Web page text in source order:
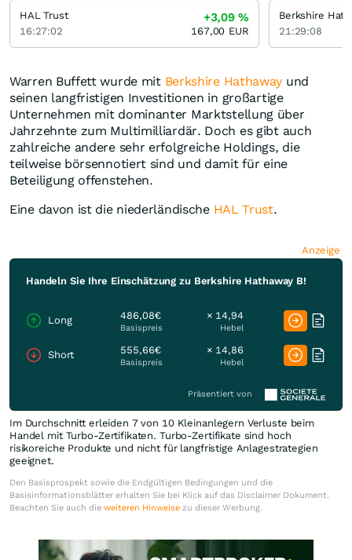
Warren Buffett wurde mit Berkshire Hathaway und
seinen langfristigen Investitionen in großartige
Unternehmen mit dominanter Marktstellung über
Jahrzehnte zum Multimilliardär. Doch es gibt auch
zahlreiche andere sehr erfolgreiche Holdings, die
teilweise börsennotiert sind und damit für eine
Beteiligung offenstehen.
Eine davon ist die niederländische HAL Trust.
Anzeige
Handeln Sie Ihre Einschätzung zu Berkshire Hathaway B!
Long 486,08€
Basispreis
× 14,94
Hebel
Short 555,66€
Basispreis
× 14,86
Hebel
Präsentiert von
Im Durchschnitt erleiden 7 von 10 Kleinanlegern Verluste beim
Handel mit Turbo-Zertifikaten. Turbo-Zertifikate sind hoch
risikoreiche Produkte und nicht für langfristige Anlagestrategien
geeignet.
Den Basisprospekt sowie die Endgültigen Bedingungen und die
Basisinformationsblätter erhalten Sie bei Klick auf das Disclaimer Dokument.
Beachten Sie auch die weiteren Hinweise zu dieser Werbung.
HAL Trust
16:27:02
+3,09%
167,00 EUR 21:29:08